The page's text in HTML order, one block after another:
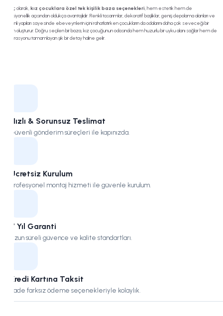
Sonuç olarak,kız çocuklara özel tek kişilik baza seçenekleri, hem estetik hem de
fonksiyonellik açısından oldukça avantajlıdır. Renkli tasarımlar, dekoratif başlıklar, geniş depolama alanları ve
güvenli yapıları sayesinde ebeveynlerin içini rahatlatırken çocukların da odalarını daha çok seveceği bir
ortam oluşturur. Doğru seçilen bir baza, kız çocuğunun odasında hem huzurlu bir uyku alanı sağlar hem de
dekorasyonu tamamlayan şık bir detay haline gelir.
Hızlı & Sorunsuz Teslimat
Güvenli gönderim süreçleri ile kapınızda.
Ücretsiz Kurulum
Profesyonel montaj hizmeti ile güvenle kurulum.
7 Yıl Garanti
Uzun süreli güvence ve kalite standartları.
Kredi Kartına Taksit
Vade farksız ödeme seçenekleriyle kolaylık.